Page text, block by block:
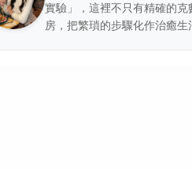
實驗」，這裡不只有精確的
房，把繁瑣的步驟化作治癒